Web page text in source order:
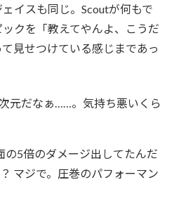
イスも同じ。Scoutが何もで
クを「教えてやんよ、こうだ
見せつけている感じまであっ
元だなぁ……。気持ち悪いくら
の5倍のダメージ出してたんだ
マジで。圧巻のパフォーマン